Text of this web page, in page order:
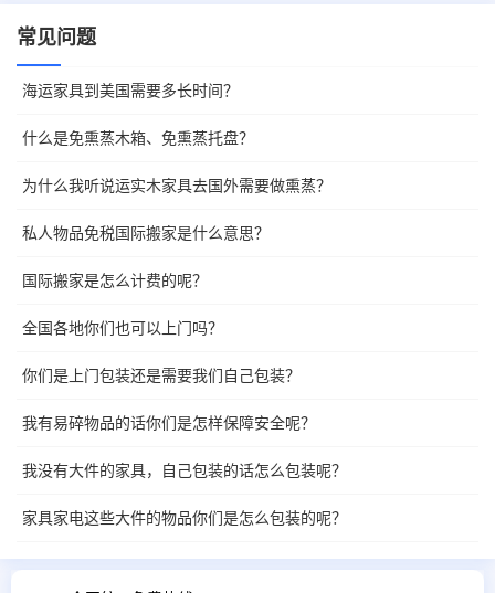
常见问题
海运家具到美国需要多长时间？
什么是免熏蒸木箱、免熏蒸托盘？
为什么我听说运实木家具去国外需要做熏蒸？
私人物品免税国际搬家是什么意思？
国际搬家是怎么计费的呢？
全国各地你们也可以上门吗？
你们是上门包装还是需要我们自己包装？
我有易碎物品的话你们是怎样保障安全呢？
我没有大件的家具，自己包装的话怎么包装呢？
家具家电这些大件的物品你们是怎么包装的呢？